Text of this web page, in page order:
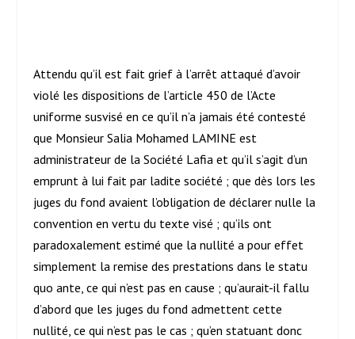
Attendu qu’il est fait grief à l’arrêt attaqué d’avoir
violé les dispositions de l’article 450 de l’Acte
uniforme susvisé en ce qu’il n’a jamais été contesté
que Monsieur Salia Mohamed LAMINE est
administrateur de la Société Lafia et qu’il s’agit d’un
emprunt à lui fait par ladite société ; que dès lors les
juges du fond avaient l’obligation de déclarer nulle la
convention en vertu du texte visé ; qu’ils ont
paradoxalement estimé que la nullité a pour effet
simplement la remise des prestations dans le statu
quo ante, ce qui n’est pas en cause ; qu’aurait-il fallu
d’abord que les juges du fond admettent cette
nullité, ce qui n’est pas le cas ; qu’en statuant donc